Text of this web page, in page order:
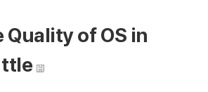
Quality of OS in